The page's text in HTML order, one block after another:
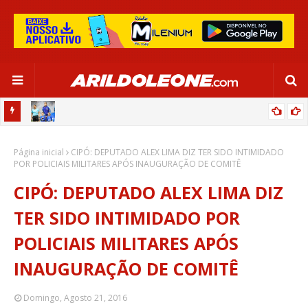
SALVADOR
Página inicial
CIPÓ: DEPUTADO ALEX LIMA DIZ TER SIDO INTIMIDADO
POR POLICIAIS MILITARES APÓS INAUGURAÇÃO DE COMITÊ
CIPÓ: DEPUTADO ALEX LIMA DIZ
TER SIDO INTIMIDADO POR
POLICIAIS MILITARES APÓS
INAUGURAÇÃO DE COMITÊ
Domingo, Agosto 21, 2016